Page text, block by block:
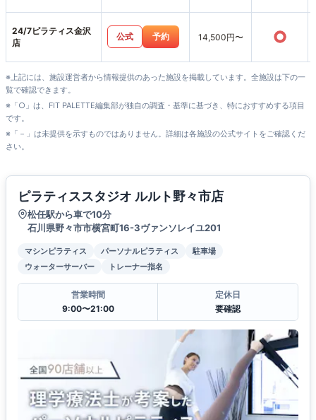
24/7ピラティス金沢
店
公式 予約 14,500円〜 ○
※上記には、施設運営者から情報提供のあった施設を掲載しています。全施設は下の一
覧で確認できます。
※「○」は、FIT PALETTE編集部が独自の調査・基準に基づき、特におすすめする項目
です。
※「－」は未提供を示すものではありません。詳細は各施設の公式サイトをご確認くだ
さい。
ピラティススタジオ ルルト野々市店
松任駅から車で10分
石川県野々市市横宮町16-3ヴァンソレイユ201
マシンピラティス パーソナルピラティス
駐車場
ウォーターサーバー
トレーナー指名
営業時間
9:00〜21:00
定休日
要確認